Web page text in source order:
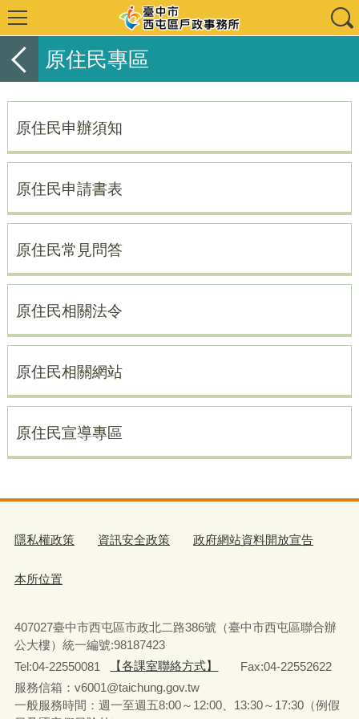
原住民專區
原住民申辦須知
原住民申請書表
原住民常見問答
原住民相關法令
原住民相關網站
原住民宣導專區
隱私權政策 資訊安全政策 政府網站資料開放宣告
本所位置
407027臺中市西屯區市政北二路386號（臺中市西屯區聯合辦
公大樓）統一編號:98187423
Tel:04-22550081
【各課室聯絡方式】
Fax:04-22552622
服務信箱：v6001@taichung.gov.tw
一般服務時間：週一至週五8:00～12:00、13:30～17:30（例假